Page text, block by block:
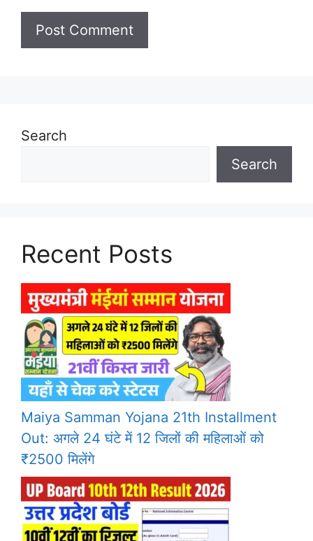
Search
Search
Recent Posts
Maiya Samman Yojana 21th Installment
Out: अगले 24 घंटे में 12 जिलों की महिलाओं को
₹2500 मिलेंगे